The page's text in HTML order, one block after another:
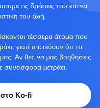
τις δράσεις του και να
του ζωή.
τέσσερα άτομα που
γιατί πιστεύουν ότι το
Αν θες να μας βοηθήσεις
μετράει.
Ko-fi